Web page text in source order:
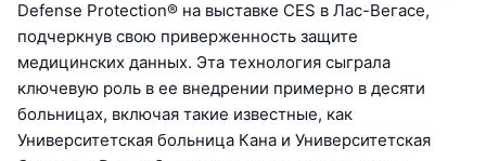
Defense Protection® на выставке CES в Лас-Вегасе,
подчеркнув свою приверженность защите
медицинских данных. Эта технология сыграла
ключевую роль в ее внедрении примерно в десяти
больницах, включая такие известные, как
Университетская больница Кана и Университетская